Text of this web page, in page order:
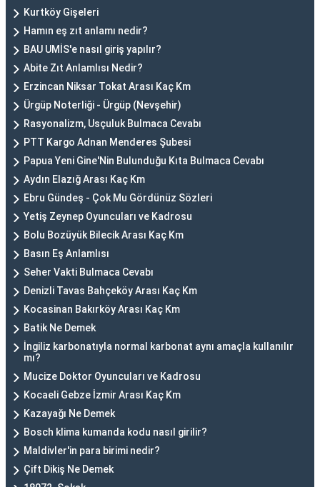
Kurtköy Gişeleri
Hamın eş zıt anlamı nedir?
BAU UMİS'e nasıl giriş yapılır?
Abite Zıt Anlamlısı Nedir?
Erzincan Niksar Tokat Arası Kaç Km
Ürgüp Noterliği - Ürgüp (Nevşehir)
Rasyonalizm, Usçuluk Bulmaca Cevabı
PTT Kargo Adnan Menderes Şubesi
Papua Yeni Gine'Nin Bulunduğu Kıta Bulmaca Cevabı
Aydın Elazığ Arası Kaç Km
Ebru Gündeş - Çok Mu Gördünüz Sözleri
Yetiş Zeynep Oyuncuları ve Kadrosu
Bolu Bozüyük Bilecik Arası Kaç Km
Basın Eş Anlamlısı
Seher Vakti Bulmaca Cevabı
Denizli Tavas Bahçeköy Arası Kaç Km
Kocasinan Bakırköy Arası Kaç Km
Batik Ne Demek
İngiliz karbonatıyla normal karbonat aynı amaçla kullanılır
mı?
Mucize Doktor Oyuncuları ve Kadrosu
Kocaeli Gebze İzmir Arası Kaç Km
Kazayağı Ne Demek
Bosch klima kumanda kodu nasıl girilir?
Maldivler'in para birimi nedir?
Çift Dikiş Ne Demek